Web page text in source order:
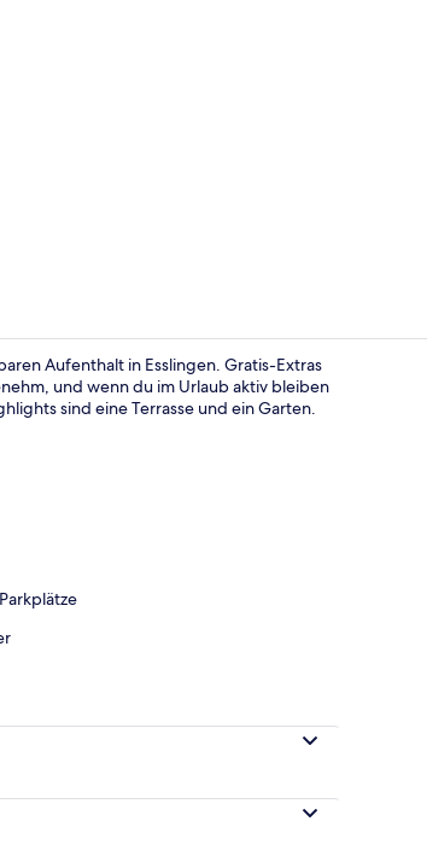
Aufenthalt in Esslingen. Gratis-Extras
und wenn du im Urlaub aktiv bleiben
sind eine Terrasse und ein Garten.